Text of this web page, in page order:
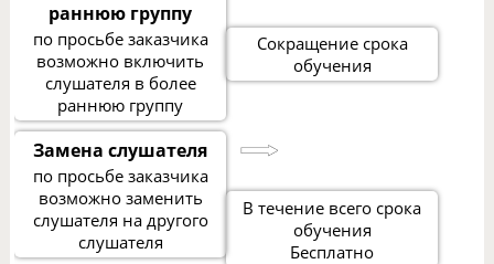
раннюю группу
по просьбе заказчика
возможно включить
слушателя в более
раннюю группу
Сокращение срока
обучения
Замена слушателя
по просьбе заказчика
возможно заменить
слушателя на другого
слушателя
В течение всего срока
обучения
Бесплатно